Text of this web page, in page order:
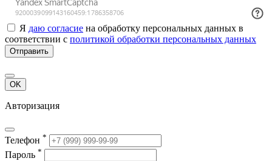
Я даю согласие на обработку персональных данных в
соответствии с политикой обработки персональных данных
Отправить
OK
Авторизация
Телефон *
Пароль *